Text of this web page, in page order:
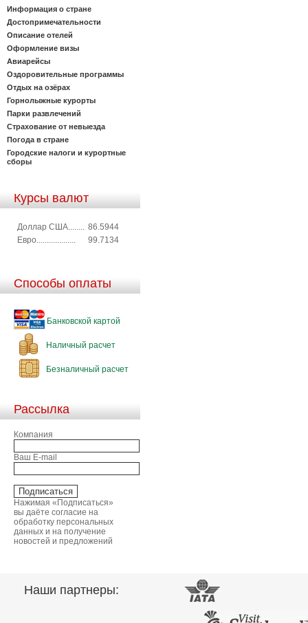
Информация о стране
Достопримечательности
Описание отелей
Оформление визы
Авиарейсы
Оздоровительные программы
Отдых на озёрах
Горнолыжные курорты
Парки развлечений
Страхование от невыезда
Погода в стране
Городские налоги и курортные
сборы
Курсы валют
Доллар США........ 86.5944
Евро...................
99.7134
Способы оплаты
Банковской картой
Наличный расчет
Безналичный расчет
Рассылка
Компания
Ваш E-mail
Нажимая «Подписаться»
вы даёте согласие на
обработку персональных
данных и на получение
новостей и предложений
Наши партнеры: